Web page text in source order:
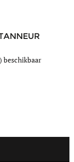
beschikbaar